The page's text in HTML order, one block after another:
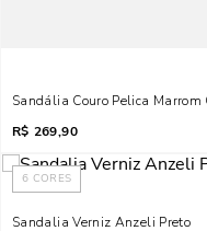
Sandália Couro Pelica
R$ 269,90
6 CORES
Sandalia Verniz Anzeli Preto